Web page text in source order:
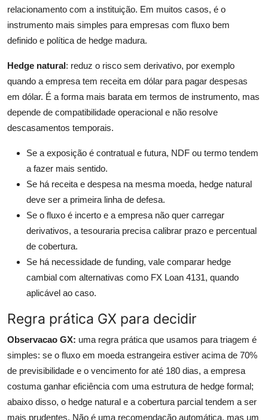
relacionamento com a instituição. Em muitos casos, é o
instrumento mais simples para empresas com fluxo bem
definido e política de hedge madura.
Hedge natural: reduz o risco sem derivativo, por exemplo
quando a empresa tem receita em dólar para pagar despesas
em dólar. É a forma mais barata em termos de instrumento, mas
depende de compatibilidade operacional e não resolve
descasamentos temporais.
Se a exposição é contratual e futura, NDF ou termo tendem
a fazer mais sentido.
Se há receita e despesa na mesma moeda, hedge natural
deve ser a primeira linha de defesa.
Se o fluxo é incerto e a empresa não quer carregar
derivativos, a tesouraria precisa calibrar prazo e percentual
de cobertura.
Se há necessidade de funding, vale comparar hedge
cambial com alternativas como FX Loan 4131, quando
aplicável ao caso.
Regra prática GX para decidir
Observacao GX: uma regra prática que usamos para triagem é
simples: se o fluxo em moeda estrangeira estiver acima de 70%
de previsibilidade e o vencimento for até 180 dias, a empresa
costuma ganhar eficiência com uma estrutura de hedge formal;
abaixo disso, o hedge natural e a cobertura parcial tendem a ser
mais prudentes. Não é uma recomendação automática, mas um